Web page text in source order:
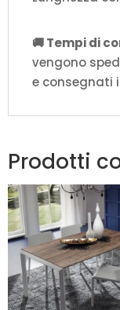
🚚 Tempi di
vengono
e consegnati
Prodotti